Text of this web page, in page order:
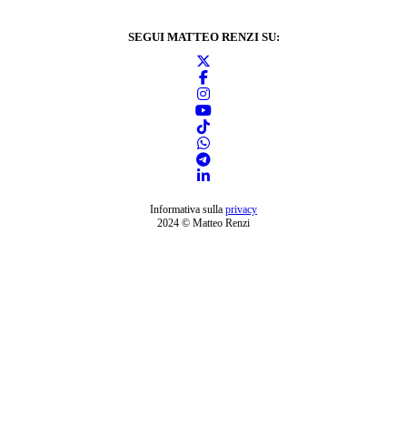
SEGUI MATTEO RENZI SU:
Informativa sulla privacy
2024 © Matteo Renzi